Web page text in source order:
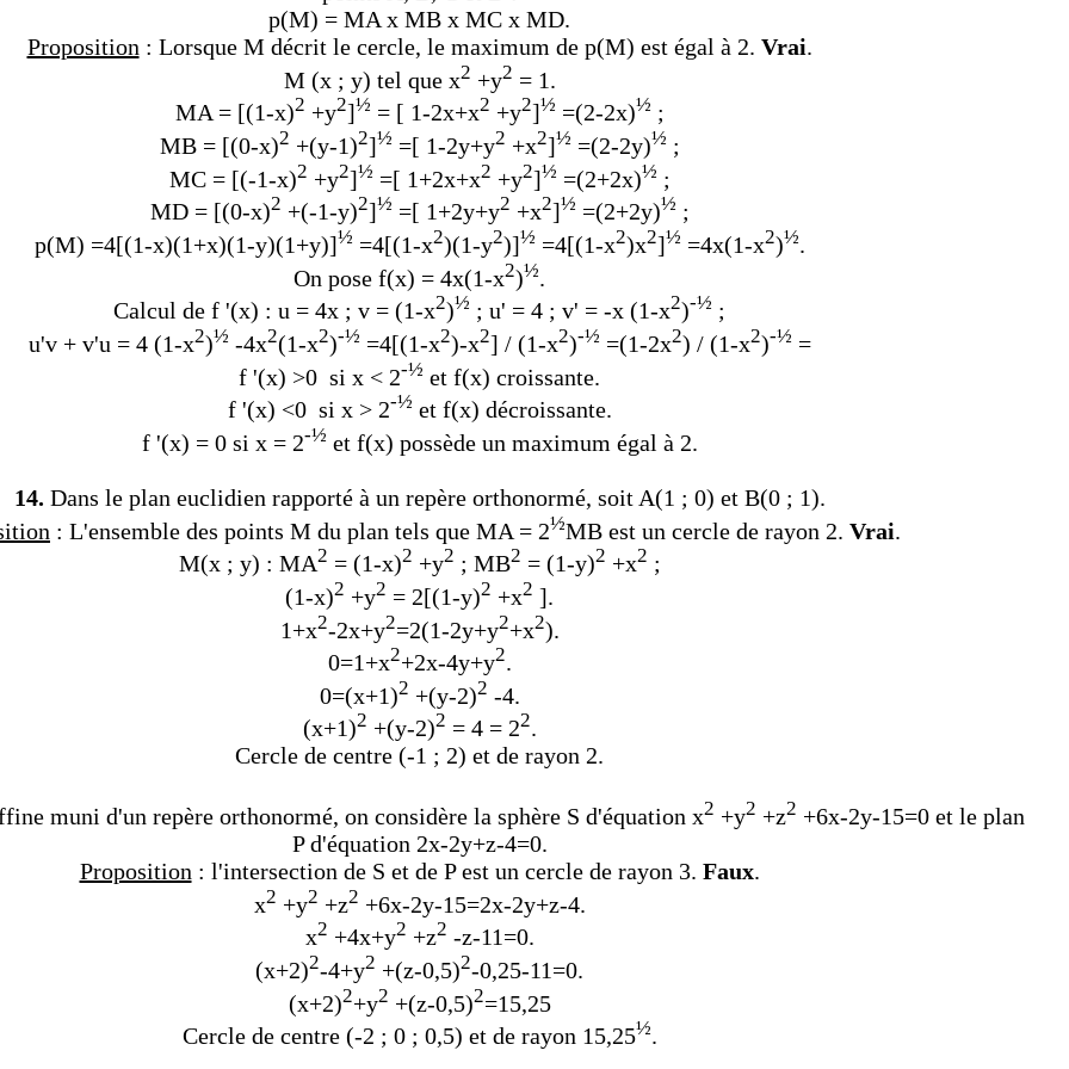
p(M) = MA x MB x MC x MD.
Proposition : Lorsque M décrit le cercle, le maximum de p(M) est égal à 2. Vrai.
M (x ; y) tel que x2 +y2 = 1.
MA = [(1-x)2 +y2]½ = [ 1-2x+x2 +y2]½ =(2-2x)½ ;
MB = [(0-x)2 +(y-1)2]½ =[ 1-2y+y2 +x2]½ =(2-2y)½ ;
MC = [(-1-x)2 +y2]½ =[ 1+2x+x2 +y2]½ =(2+2x)½ ;
MD = [(0-x)2 +(-1-y)2]½ =[ 1+2y+y2 +x2]½ =(2+2y)½ ;
p(M) =4[(1-x)(1+x)(1-y)(1+y)]½ =4[(1-x2)(1-y2)]½ =4[(1-x2)x2]½ =4x(1-x2)½.
On pose f(x) = 4x(1-x2)½.
Calcul de f '(x) : u = 4x ; v = (1-x2)½ ; u' = 4 ; v' = -x (1-x2)-½ ;
u'v + v'u = 4(1-x2)½ -4x2(1-x2)-½ =4[(1-x2)-x2] / (1-x2)-½ =(1-2x2) / (1-x2)-½ =
f '(x) >0 si x < 2-½ et f(x) croissante.
f '(x) <0 si x > 2-½ et f(x) décroissante.
f '(x) = 0 si x = 2-½ et f(x) possède un maximum égal à 2.
14. Dans le plan euclidien rapporté à un repère orthonormé, soit A(1 ; 0) et B(0 ; 1).
: L'ensemble des points M du plan tels que MA = 2½MB est un cercle de rayon 2. Vrai.
M(x ; y) : MA2 = (1-x)2 +y2 ; MB2 = (1-y)2 +x2 ;
(1-x)2 +y2 = 2[(1-y)2 +x2 ].
1+x2-2x+y2=2(1-2y+y2+x2).
0=1+x2+2x-4y+y2.
0=(x+1)2 +(y-2)2 -4.
(x+1)2 +(y-2)2 = 4 = 22.
Cercle de centre (-1 ; 2) et de rayon 2.
muni d'un repère orthonormé, on considère la sphère S d'équation x2 +y2 +z2 +6x-2y-15=0 et le plan
P d'équation 2x-2y+z-4=0.
Proposition : l'intersection de S et de P est un cercle de rayon 3. Faux.
x2 +y2 +z2 +6x-2y-15=2x-2y+z-4.
x2 +4x+y2 +z2 -z-11=0.
(x+2)2-4+y2 +(z-0,5)2-0,25-11=0.
(x+2)2+y2 +(z-0,5)2=15,25
Cercle de centre (-2 ; 0 ; 0,5) et de rayon 15,25½.